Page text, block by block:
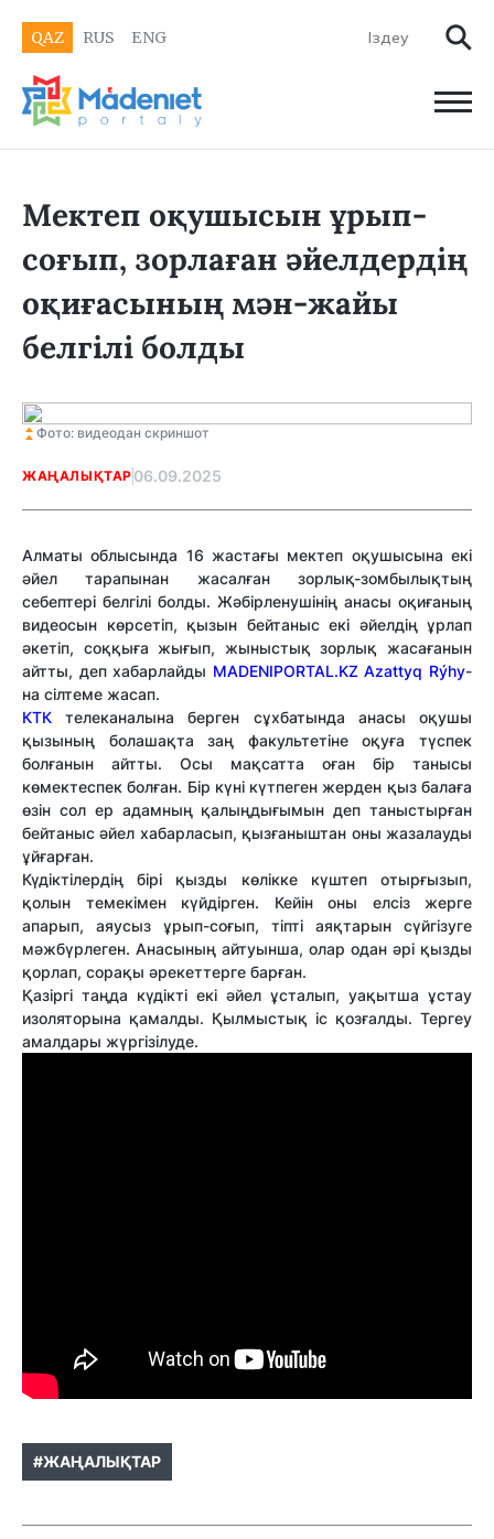
QAZ RUS ENG
Мектеп оқушысын ұрып-
соғып, зорлаған әйелдердің
оқиғасының мән-жайы
белгілі болды
Фото: видеодан скриншот
ЖАҢАЛЫҚТАР 06.09.2025
Алматы облысында 16 жастағы мектеп оқушысына екі
әйел тарапынан жасалған зорлық-зомбылықтың
себептері белгілі болды. Жәбірленушінің анасы оқиғаның
видеосын көрсетіп, қызын бейтаныс екі әйелдің ұрлап
әкетіп, соққыға жығып, жыныстық зорлық жасағанын
айтты, деп хабарлайды MADENIPORTAL.KZ Azattyq Rýhy-
на сілтеме жасап.
КТК телеканалына берген сұхбатында анасы оқушы
қызының болашақта заң факультетіне оқуға түспек
болғанын айтты. Осы мақсатта оған бір танысы
көмектеспек болған. Бір күні күтпеген жерден қыз балаға
өзін сол ер адамның қалыңдығымын деп таныстырған
бейтаныс әйел хабарласып, қызғаныштан оны жазалауды
ұйғарған.
Күдіктілердің бірі қызды көлікке күштеп отырғызып,
қолын темекімен күйдірген. Кейін оны елсіз жерге
апарып, аяусыз ұрып-соғып, тіпті аяқтарын сүйгізуге
мәжбүрлеген. Анасының айтуынша, олар одан әрі қызды
қорлап, сорақы әрекеттерге барған.
Қазіргі таңда күдікті екі әйел ұсталып, уақытша ұстау
изоляторына қамалды. Қылмыстық іс қозғалды. Тергеу
амалдары жүргізілуде.
#ЖАҢАЛЫҚТАР